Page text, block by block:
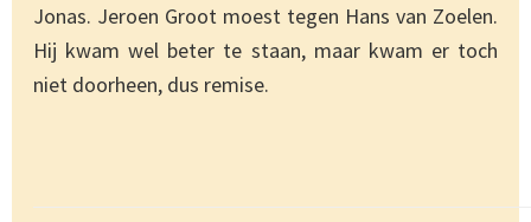
Jonas. Jeroen Groot moest tegen Hans van Zoelen.
Hij kwam wel beter te staan, maar kwam er toch
niet doorheen, dus remise.